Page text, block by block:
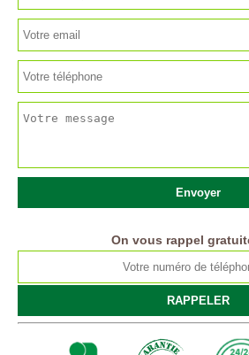
On vous rappel